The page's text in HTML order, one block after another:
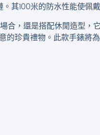
其100米的防水性能使佩
，還是搭配休閒造型，
的珍貴禮物。此款手錶將